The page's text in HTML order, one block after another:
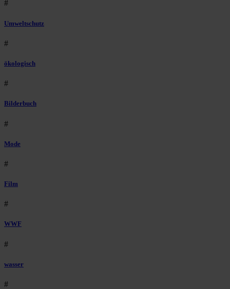
#
Umweltschutz
#
ökologisch
#
Bilderbuch
#
Mode
#
Film
#
WWF
#
wasser
#